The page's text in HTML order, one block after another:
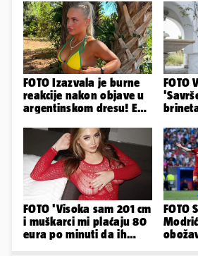
FOTO Izazvala je burne
reakcije nakon objave u
argentinskom dresu! Evo
FOTO
FOTO 'Visoka sam 201 cm
i muškarci mi plaćaju 80
eura po minuti da ih
FOTO